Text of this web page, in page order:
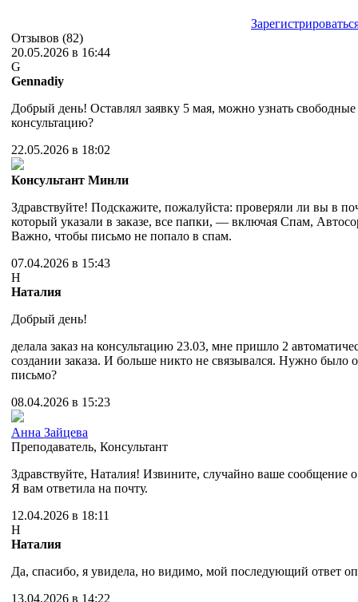
Отзывов (82)
20.05.2026 в 16:44
G
Gennadiy
Добрый день! Оставлял заявку 5 мая, можно узнать
консультацию?
22.05.2026 в 18:02
Консультант Минли
Здравствуйте! Подскажите, пожалуйста: проверяли ли вы в
который указали в заказе, все папки, — включая Спам,
Важно, чтобы письмо не попало в спам.
07.04.2026 в 15:43
Н
Наталия
Добрый день!
делала заказ на консультацию 23.03, мне пришло 2
создании заказа. И больше никто не связывался. Нужно было
письмо?
08.04.2026 в 15:23
Анна Зайцева
Преподаватель, Консультант
Здравствуйте, Наталия! Извините, случайно ваше сообщение
Я вам ответила на почту.
12.04.2026 в 18:11
Н
Наталия
Да, спасибо, я увидела, но видимо, мой последующий ответ
13.04.2026 в 14:22